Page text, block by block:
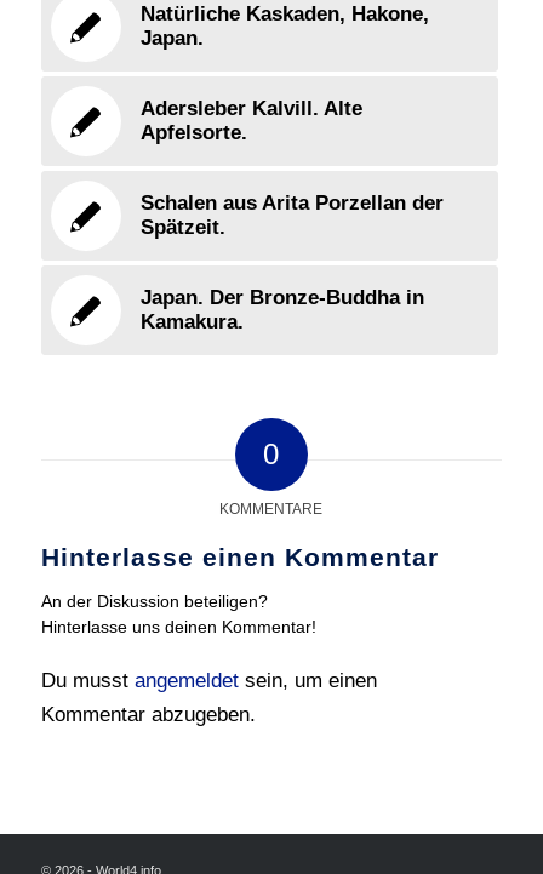
Natürliche Kaskaden, Hakone,
Japan.
Adersleber Kalvill. Alte
Apfelsorte.
Schalen aus Arita Porzellan der
Spätzeit.
Japan. Der Bronze-Buddha in
Kamakura.
0
KOMMENTARE
Hinterlasse einen Kommentar
An der Diskussion beteiligen?
Hinterlasse uns deinen Kommentar!
Du musst angemeldetsein, um einen
Kommentar abzugeben.
© 2026 - World4.info